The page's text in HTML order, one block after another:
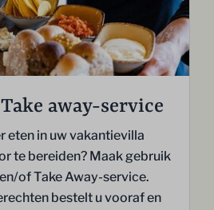
away-service
eten in uw vakantievilla
te bereiden? Maak gebruik
of Take Away-service.
bestelt u vooraf en